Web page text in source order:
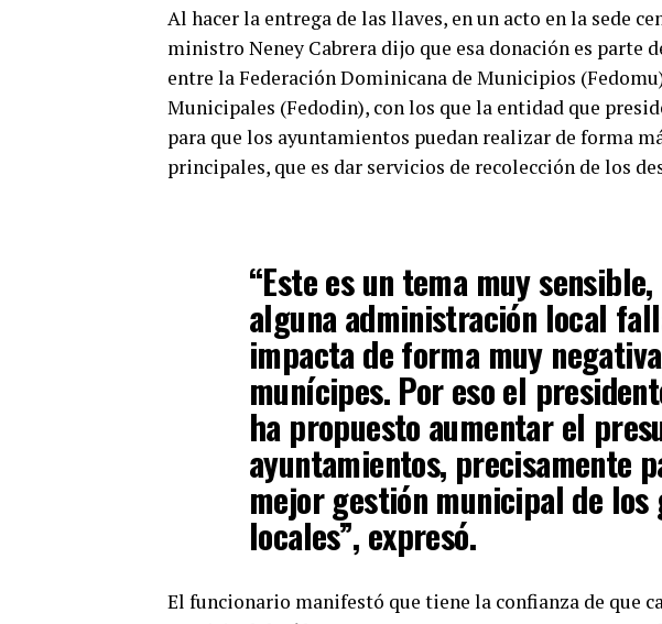
Al hacer la entrega de las llaves, en un acto en la sede
ministro Neney Cabrera dijo que esa donación es parte
entre la Federación Dominicana de Municipios
Municipales (Fedodin), con los que la entidad que
para que los ayuntamientos puedan realizar de forma
principales, que es dar servicios de recolección de los
“Este es un tema muy
alguna administración local
impacta de forma muy
munícipes. Por eso el
ha propuesto aumentar el
ayuntamientos, precisamente
mejor gestión municipal de los
locales”, expresó.
El funcionario manifestó que tiene la confianza de que